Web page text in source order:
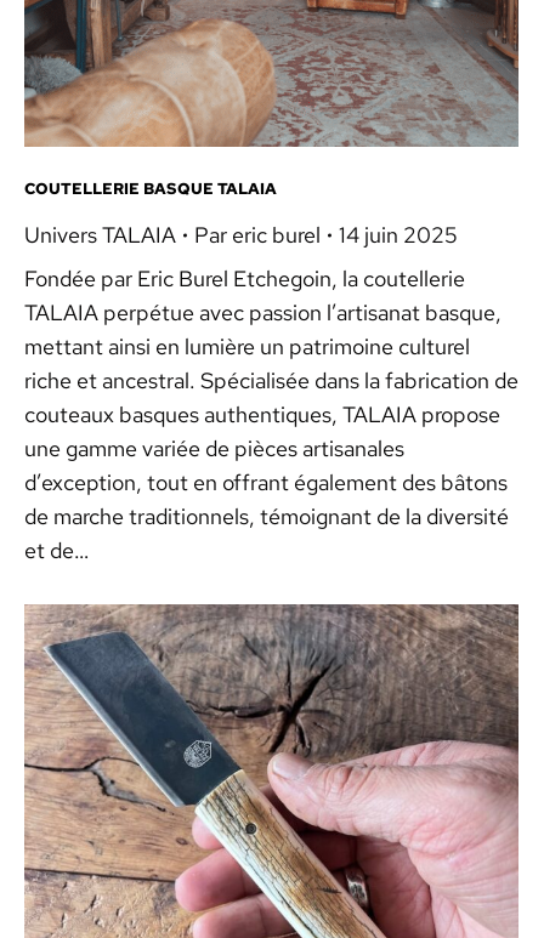
COUTELLERIE BASQUE TALAIA
Univers TALAIA Par eric burel
14 juin 2025
Fondée par Eric Burel Etchegoin, la coutellerie
TALAIA perpétue avec passion l’artisanat basque,
mettant ainsi en lumière un patrimoine culturel
riche et ancestral. Spécialisée dans la fabrication de
couteaux basques authentiques, TALAIA propose
une gamme variée de pièces artisanales
d’exception, tout en offrant également des bâtons
de marche traditionnels, témoignant de la diversité
et de…